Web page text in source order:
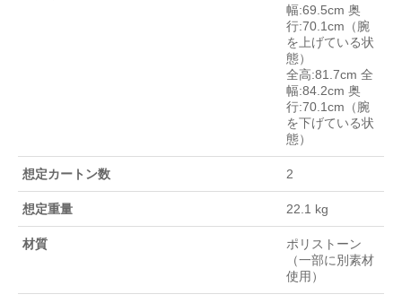
幅:69.5cm 奥
行:70.1cm（腕
を上げている状
態）
全高:81.7cm 全
幅:84.2cm 奥
行:70.1cm（腕
を下げている状
態）
想定カートン数 2
想定重量 22.1 kg
材質
ポリストーン
（一部に別素材
使用）